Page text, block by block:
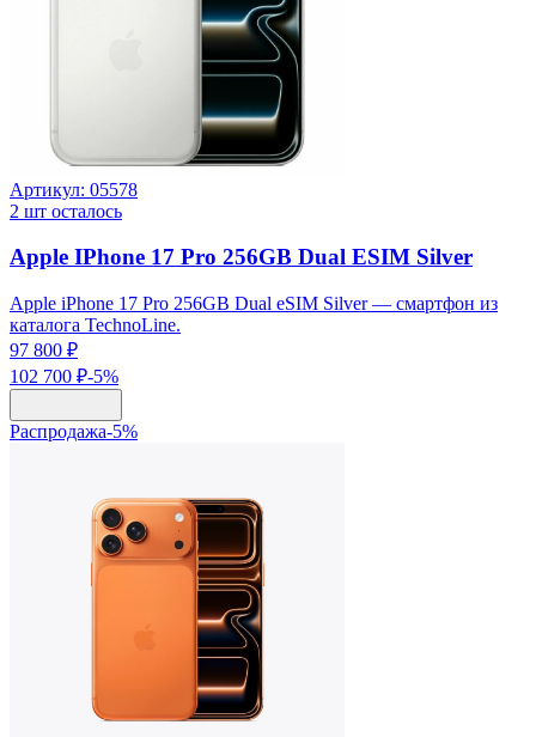
Артикул: 05578
2 шт осталось
Apple IPhone 17 Pro 256GB Dual ESIM Silver
Apple iPhone 17 Pro 256GB Dual eSIM Silver — смартфон из
каталога TechnoLine.
97 800 ₽
102 700 ₽-5%
Распродажа-5%